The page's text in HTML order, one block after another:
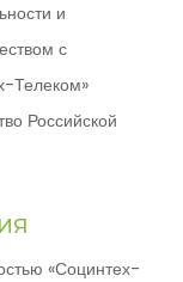
и
с
Телеком»
Российской
«Социнтех-